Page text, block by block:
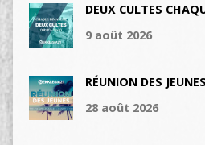
DEUX CULTES
9 août 2026
RÉUNION DES JEUNES
28 août 2026